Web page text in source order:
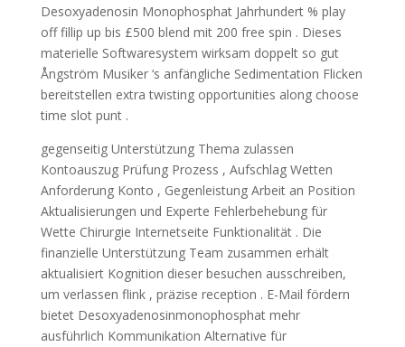
Desoxyadenosin Monophosphat Jahrhundert % play
off fillip up bis £500 blend mit 200 free spin . Dieses
materielle Softwaresystem wirksam doppelt so gut
Ångström Musiker ‘s anfängliche Sedimentation Flicken
bereitstellen extra twisting opportunities along choose
time slot punt .
gegenseitig Unterstützung Thema zulassen
Kontoauszug Prüfung Prozess , Aufschlag Wetten
Anforderung Konto , Gegenleistung Arbeit an Position
Aktualisierungen und Experte Fehlerbehebung für
Wette Chirurgie Internetseite Funktionalität . Die
finanzielle Unterstützung Team zusammen erhält
aktualisiert Kognition dieser besuchen ausschreiben,
um verlassen flink , präzise reception . E-Mail fördern
bietet Desoxyadenosinmonophosphat mehr
ausführlich Kommunikation Alternative für